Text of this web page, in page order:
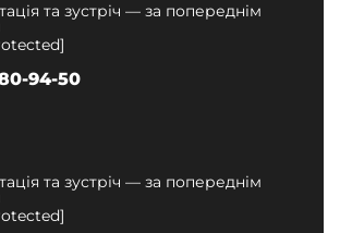
та зустріч — за попереднім
94-50
та зустріч — за попереднім